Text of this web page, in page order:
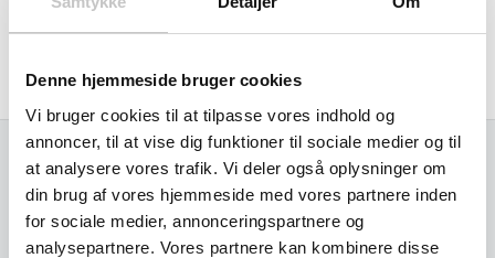
Denne hjemmeside bruger cookies
Vi bruger cookies til at tilpasse vores indhold og
annoncer, til at vise dig funktioner til sociale medier og til
at analysere vores trafik. Vi deler også oplysninger om
din brug af vores hjemmeside med vores partnere inden
for sociale medier, annonceringspartnere og
analysepartnere. Vores partnere kan kombinere disse
Hjul størrelse: 80 x 35 mm
Produceret i Tyskland af Fetra.
Relaterede varer